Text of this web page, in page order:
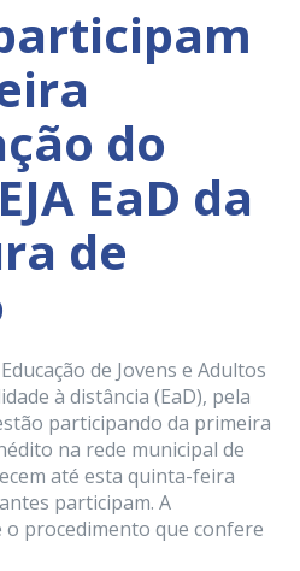
do
EaD da
de
de Jovens e Adultos
à distância (EaD), pela
participando da primeira
na rede municipal de
até esta quinta-feira
participam. A
o procedimento que confere